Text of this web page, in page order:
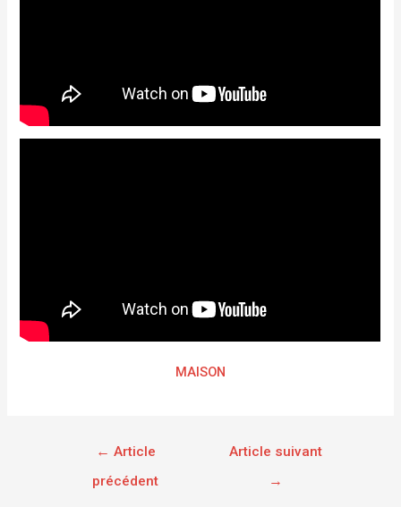
MAISON
← Article
précédent
Article suivant
→